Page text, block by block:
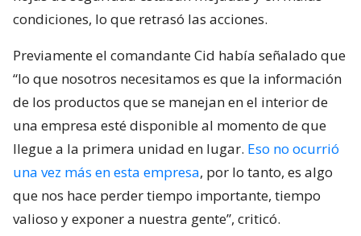
condiciones, lo que retrasó las acciones.
Previamente el comandante Cid había señalado que
“lo que nosotros necesitamos es que la información
de los productos que se manejan en el interior de
una empresa esté disponible al momento de que
llegue a la primera unidad en lugar. Eso no ocurrió
una vez más en esta empresa, por lo tanto, es algo
que nos hace perder tiempo importante, tiempo
valioso y exponer a nuestra gente”, criticó.